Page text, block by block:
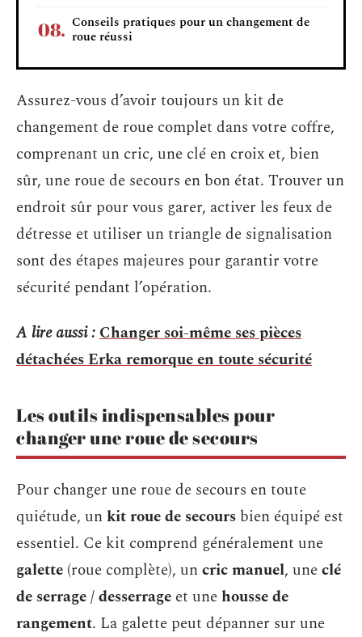
Conseils pratiques pour un changement de
roue réussi
Assurez-vous d’avoir toujours un kit de
changement de roue complet dans votre coffre,
comprenant un cric, une clé en croix et, bien
sûr, une roue de secours en bon état. Trouver un
endroit sûr pour vous garer, activer les feux de
détresse et utiliser un triangle de signalisation
sont des étapes majeures pour garantir votre
sécurité pendant l’opération.
A lire aussi :Changer soi-même ses pièces
détachées Erka remorque en toute sécurité
Les outils indispensables pour
changer une roue de secours
Pour changer une roue de secours en toute
quiétude, unkit roue de secours bien équipé est
essentiel. Ce kit comprend généralement une
galette (roue complète), uncric manuel, uneclé
de serrage / desserrage et unehousse de
rangement. La galette peut dépanner sur une